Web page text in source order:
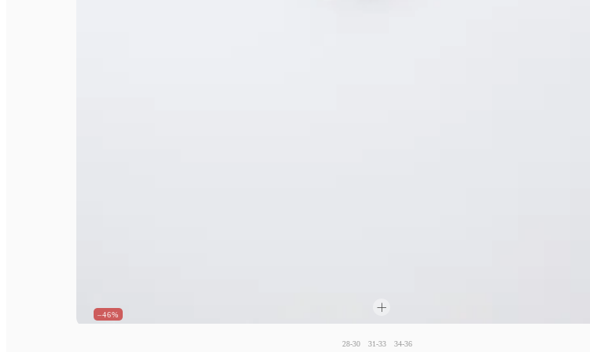
–46%
28-30 31-33 34-36